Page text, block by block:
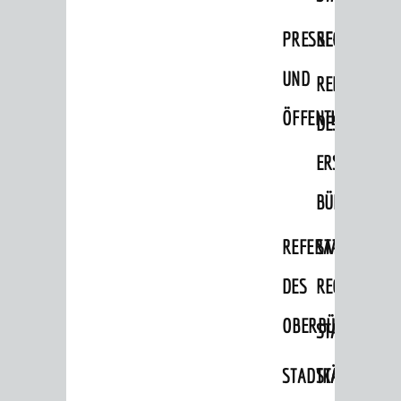
PRESSE-
UND REFERAT
DES
ERSTEN
REFERAT
DES
STABSSTELLE
RECHT
STADTKÄMMEREI
Vermiete doch an deine Stadt